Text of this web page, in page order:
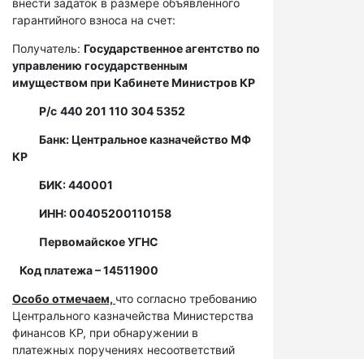
внести задаток в размере объявленного
гарантийного взноса на счет:
Получатель: Государственное агентство по
управлению государственным
имуществом при Кабинете Министров КР
Р/с 440 201 110 304 5352
Банк: Центральное казначейство МФ
КР
БИК: 440001
ИНН: 00405200110158
Первомайское УГНС
Код платежа – 14511900
Особо отмечаем, что согласно требованию
Центрального казначейства Министерства
финансов КР, при обнаружении в
платежных поручениях несоответствий